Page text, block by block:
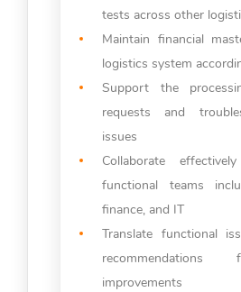
tests across other
Maintain financial
logistics system
Support the
requests and
issues
Collaborate
functional teams
finance, and IT
Translate functional
improvements